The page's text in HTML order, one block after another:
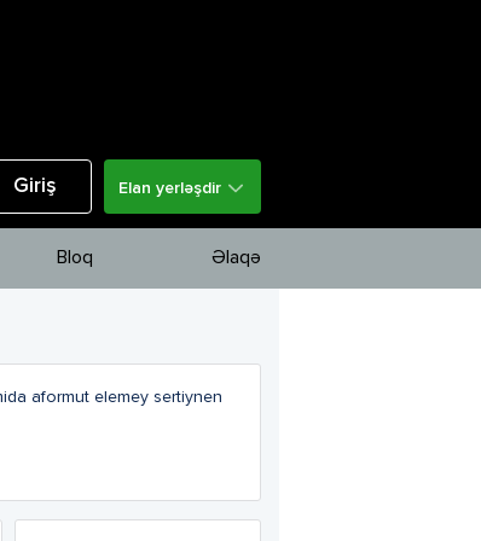
Giriş Elan yerləşdir
Bloq Əlaqə
aformut elemey sertiynen